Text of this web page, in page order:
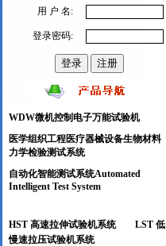
用 户 名:
登录密码:
WDW微机控制电子万能试验机
医学组织工程医疗器械设备生物材料
力学检验测试系统
自动化智能测试系统Automated
Intelligent Test System
HST 高速拉伸试验机系统
LST 低
慢速拉压试验机系统